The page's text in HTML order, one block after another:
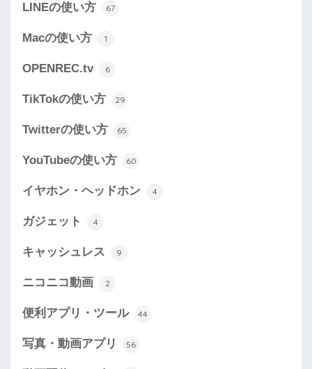
LINEの使い方 67
Macの使い方 1
OPENREC.tv 6
TikTokの使い方 29
Twitterの使い方 65
YouTubeの使い方 60
イヤホン・ヘッドホン 4
ガジェット 4
キャッシュレス 9
ニコニコ動画 2
便利アプリ・ツール 44
写真・動画アプリ 56